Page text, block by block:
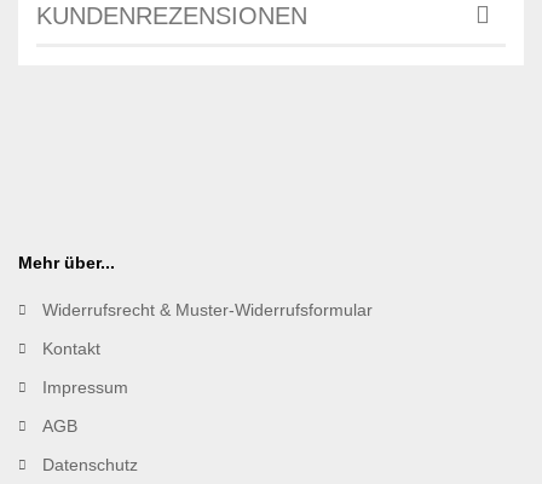
KUNDENREZENSIONEN
Mehr über...
Widerrufsrecht & Muster-Widerrufsformular
Kontakt
Impressum
AGB
Datenschutz